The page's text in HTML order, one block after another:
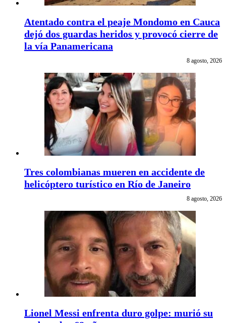
Atentado contra el peaje Mondomo en Cauca
dejó dos guardas heridos y provocó cierre de
la vía Panamericana
8 agosto, 2026
Tres colombianas mueren en accidente de
helicóptero turístico en Río de Janeiro
8 agosto, 2026
Lionel Messi enfrenta duro golpe: murió su